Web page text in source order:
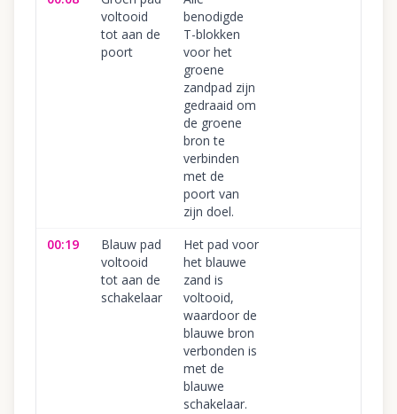
voltooid
tot aan de
poort
benodigde
T-blokken
voor het
groene
zandpad zijn
gedraaid om
de groene
bron te
verbinden
met de
poort van
zijn doel.
00:19
Blauw pad
voltooid
tot aan de
schakelaar
Het pad voor
het blauwe
zand is
voltooid,
waardoor de
blauwe bron
verbonden is
met de
blauwe
schakelaar.